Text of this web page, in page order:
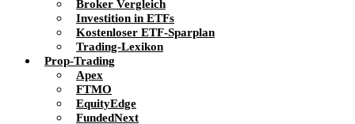
Broker Vergleich
Investition in ETFs
Kostenloser ETF-Sparplan
Trading-Lexikon
Prop-Trading
Apex
FTMO
EquityEdge
FundedNext